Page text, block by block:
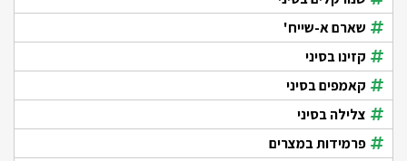
שארם א-שייח'
קזינו בסיני
קאמפים בסיני
צלילה בסיני
פרמידות במצרים